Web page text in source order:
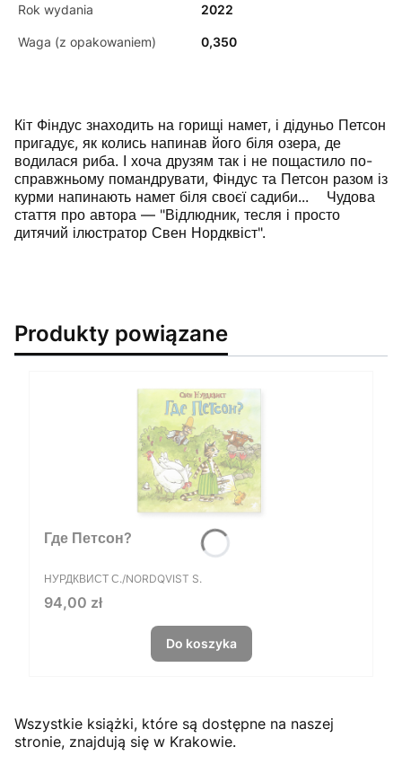
Rok wydania 2022
Waga (z opakowaniem) 0,350
Кіт Фіндус знаходить на горищі намет, і дідуньо Петсон
пригадує, як колись напинав його біля озера, де
водилася риба. І хоча друзям так і не пощастило по-
справжньому помандрувати, Фіндус та Петсон разом із
курми напинають намет біля своєї садиби... Чудова
стаття про автора — "Відлюдник, тесля і просто
дитячий ілюстратор Свен Нордквіст".
Produkty powiązane
Где Петсон?
PRODUCENT
НУРДКВИСТ С./NORDQVIST S.
Cena
94,00 zł
Do koszyka
Wszystkie książki, które są dostępne na naszej
stronie, znajdują się w Krakowie.